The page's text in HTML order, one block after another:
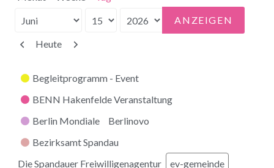
Monat
Tag
Jahr
Zurück
Heute Weiter
Kategorien
Begleitprogramm - Event
BENN Hakenfelde Veranstaltung
Berlin Mondiale
Berlinovo
Bezirksamt Spandau
Die Spandauer Freiwilligenagentur
ev-gemeinde